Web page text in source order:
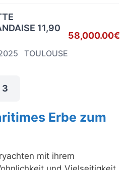
11,90
TOULOUSE
58,000.00€
3
Erbe zum
mit ihrem